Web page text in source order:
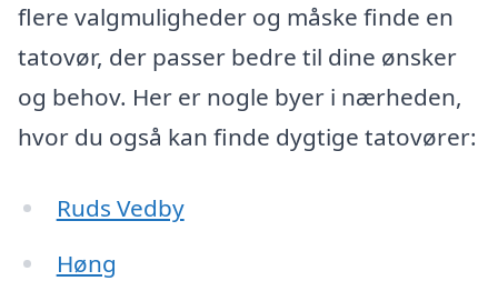
flere valgmuligheder og måske finde en
tatovør, der passer bedre til dine ønsker
og behov. Her er nogle byer i nærheden,
hvor du også kan finde dygtige tatovører:
Ruds Vedby
Høng